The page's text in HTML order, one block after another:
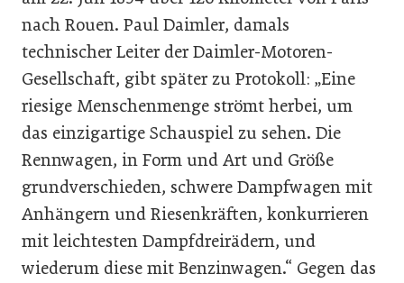
nach Rouen. Paul Daimler, damals
technischer Leiter der Daimler-Motoren-
Gesellschaft, gibt später zu Protokoll: „Eine
riesige Menschenmenge strömt herbei, um
das einzigartige Schauspiel zu sehen. Die
Rennwagen, in Form und Art und Größe
grundverschieden, schwere Dampfwagen mit
Anhängern und Riesenkräften, konkurrieren
mit leichtesten Dampfdreirädern, und
wiederum diese mit Benzinwagen.“ Gegen das